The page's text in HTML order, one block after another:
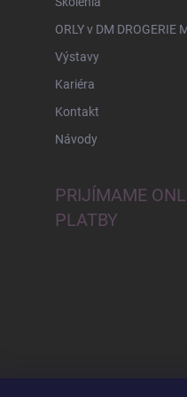
ORLY v DM DROGERIE
Výstavy
Kariéra
Kontakt
Návody
PRIJÍMAME
PLATBY